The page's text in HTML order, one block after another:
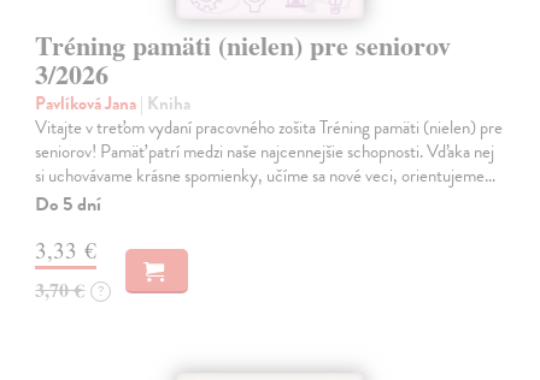
Tréning pamäti (nielen) pre seniorov
3/2026
Pavlíková Jana| Kniha
Vitajte v treťom vydaní pracovného zošita Tréning pamäti (nielen) pre
seniorov! Pamäť patrí medzi naše najcennejšie schopnosti. Vďaka nej
si uchovávame krásne spomienky, učíme sa nové veci, orientujeme…
Do 5 dní
3,33 €
3,70 € ?